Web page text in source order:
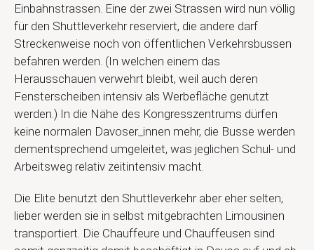
Einbahnstrassen. Eine der zwei Strassen wird nun völlig
für den Shuttleverkehr reserviert, die andere darf
Streckenweise noch von öffentlichen Verkehrsbussen
befahren werden. (In welchen einem das
Herausschauen verwehrt bleibt, weil auch deren
Fensterscheiben intensiv als Werbefläche genutzt
werden.) In die Nähe des Kongresszentrums dürfen
keine normalen Davoser_innen mehr, die Busse werden
dementsprechend umgeleitet, was jeglichen Schul- und
Arbeitsweg relativ zeitintensiv macht.
Die Elite benutzt den Shuttleverkehr aber eher selten,
lieber werden sie in selbst mitgebrachten Limousinen
transportiert. Die Chauffeure und Chauffeusen sind